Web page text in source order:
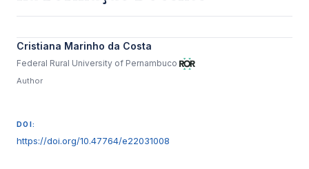
Cristiana Marinho da Costa
Federal Rural University of Pernambuco
Author
DOI:
https://doi.org/10.47764/e22031008